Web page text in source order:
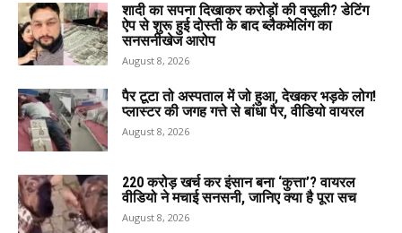
शादी का सपना दिखाकर करोड़ों की वसूली? डेटिंग
ऐप से शुरू हुई दोस्ती के बाद ब्लैकमेलिंग का
सनसनीखेज आरोप
August 8, 2026
पैर टूटा तो अस्पताल में जो हुआ, देखकर भड़के लोग!
प्लास्टर की जगह गत्ते से बांधा पैर, वीडियो वायरल
August 8, 2026
220 करोड़ खर्च कर इंसान बना ‘कुत्ता’? वायरल
वीडियो ने मचाई सनसनी, जानिए क्या है पूरा सच
August 8, 2026